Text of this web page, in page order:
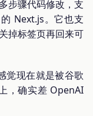
步骤代码修改，支
Next.js。它也支
掉标签页再回来可
觉现在就是被谷歌
，确实差 OpenAI